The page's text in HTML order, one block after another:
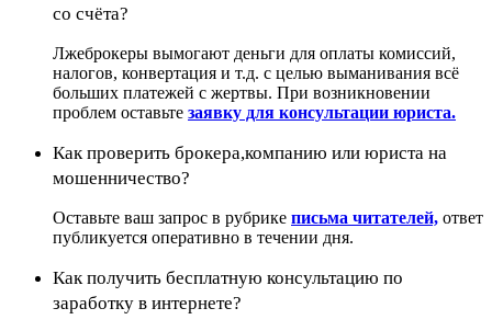
со счёта?
Лжеброкеры вымогают деньги для оплаты комиссий,
налогов, конвертация и т.д. с целью выманивания всё
больших платежей с жертвы. При возникновении
проблем оставьте заявку для консультации юриста.
Как проверить брокера,компанию или юриста на
мошенничество?
Оставьте ваш запрос в рубрике письма читателей, ответ
публикуется оперативно в течении дня.
Как получить бесплатную консультацию по
заработку в интернете?